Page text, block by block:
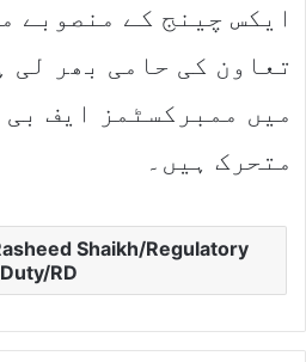
ایکس چینج کے منصوبے
تعاون کی حامی بھر لی
میں ممبرکسٹمز ایف بی
متحرک ہیں۔
Shaikh/Regulatory
Duty/RD